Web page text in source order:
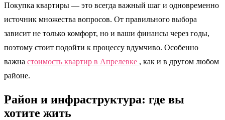
Покупка квартиры — это всегда важный шаг и одновременно
источник множества вопросов. От правильного выбора
зависит не только комфорт, но и ваши финансы через годы,
поэтому стоит подойти к процессу вдумчиво. Особенно
важна стоимость квартир в Апрелевке , как и в другом любом
районе.
Район и инфраструктура: где вы
хотите жить